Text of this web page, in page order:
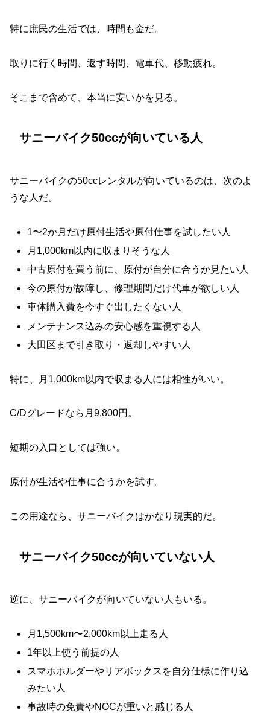
特に庶民の生活では、時間も金だ。
取りに行く時間、返す時間、電車代、移動疲れ。
そこまで含めて、本当に安いかを見る。
サニーバイク50ccが向いている人
サニーバイクの50ccレンタルが向いているのは、次のよ
うな人だ。
1〜2か月だけ原付生活や原付仕事を試したい人
月1,000km以内に収まりそうな人
中古原付を買う前に、原付が自分に合うか見たい人
今の原付が故障し、修理期間だけ代車が欲しい人
車体購入費を今すぐ出したくない人
メンテナンス込みの安心感を重視する人
大田区まで引き取り・返却しやすい人
特に、月1,000km以内で収まる人には相性がいい。
C/Dグレードなら月9,800円。
短期の入口としては強い。
原付が生活や仕事に合うかを試す。
この用途なら、サニーバイクはかなり現実的だ。
サニーバイク50ccが向いていない人
逆に、サニーバイクが向いていない人もいる。
月1,500km〜2,000km以上走る人
1年以上使う前提の人
スマホホルダーやリアボックスを自分仕様に作り込
みたい人
事故時の免責やNOCが重いと感じる人